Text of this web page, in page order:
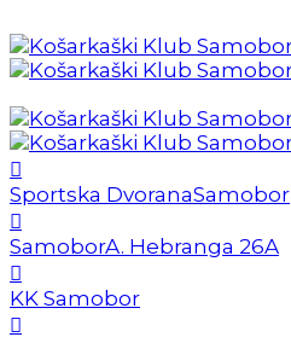
Sportska DvoranaSamobor
SamoborA. Hebranga 26A
KK Samobor